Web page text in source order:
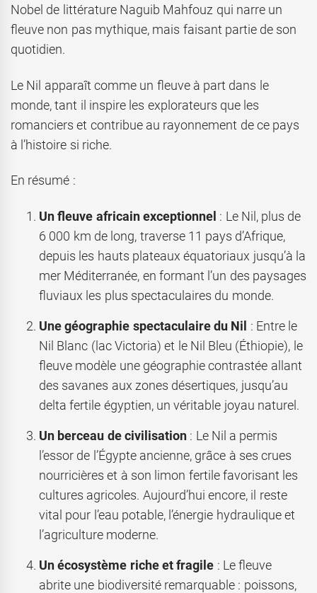
Nobel de littérature Naguib Mahfouz qui narre un
fleuve non pas mythique, mais faisant partie de son
quotidien.
Le Nil apparaît comme un fleuve à part dans le
monde, tant il inspire les explorateurs que les
romanciers et contribue au rayonnement de ce pays
à l’histoire si riche.
En résumé :
Un fleuve africain exceptionnel : Le Nil, plus de
6 000 km de long, traverse 11 pays d’Afrique,
depuis les hauts plateaux équatoriaux jusqu’à la
mer Méditerranée, en formant l’un des paysages
fluviaux les plus spectaculaires du monde.
Une géographie spectaculaire du Nil : Entre le
Nil Blanc (lac Victoria) et le Nil Bleu (Éthiopie), le
fleuve modèle une géographie contrastée allant
des savanes aux zones désertiques, jusqu’au
delta fertile égyptien, un véritable joyau naturel.
Un berceau de civilisation: Le Nil a permis
l’essor de l’Égypte ancienne, grâce à ses crues
nourricières et à son limon fertile favorisant les
cultures agricoles. Aujourd’hui encore, il reste
vital pour l’eau potable, l’énergie hydraulique et
l’agriculture moderne.
Un écosystème riche et fragile : Le fleuve
abrite une biodiversité remarquable : poissons,